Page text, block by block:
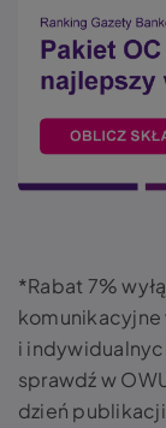
*Rabat 7%
komunikacyjne
i
sprawdź w
dzień